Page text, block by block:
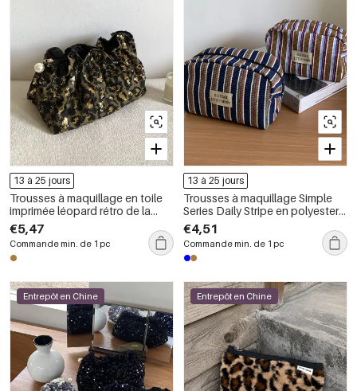
13 à 25 jours
Trousses à maquillage en toile
imprimée léopard rétro de la
série Luxueuse
€5,47
Commande min. de 1 pc
13 à 25 jours
Trousses à maquillage Simple
Series Daily Stripe en polyester
multicolores
€4,51
Commande min. de 1 pc
Entrepôt en Chine Entrepôt en Chine